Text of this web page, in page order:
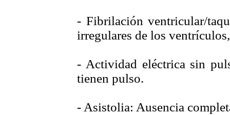
- Fibrilación ventricular/
irregulares de los
- Actividad eléctrica sin
tienen pulso.
- Asistolia: Ausencia